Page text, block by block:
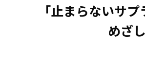
「止まらないサ
めざ